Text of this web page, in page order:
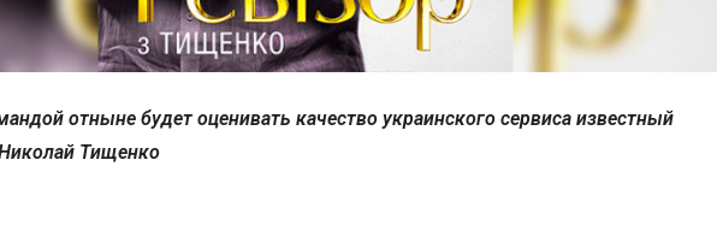
отныне будет оценивать качество украинского сервиса известный
Тищенко